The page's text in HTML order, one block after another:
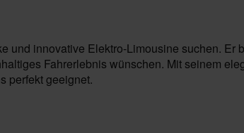
innovative Elektro-Limousine suchen.
Fahrerlebnis wünschen. Mit seinem
perfekt geeignet.